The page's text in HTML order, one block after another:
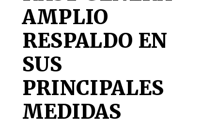
AMPLIO
RESPALDO EN
SUS
PRINCIPALES
MEDIDAS